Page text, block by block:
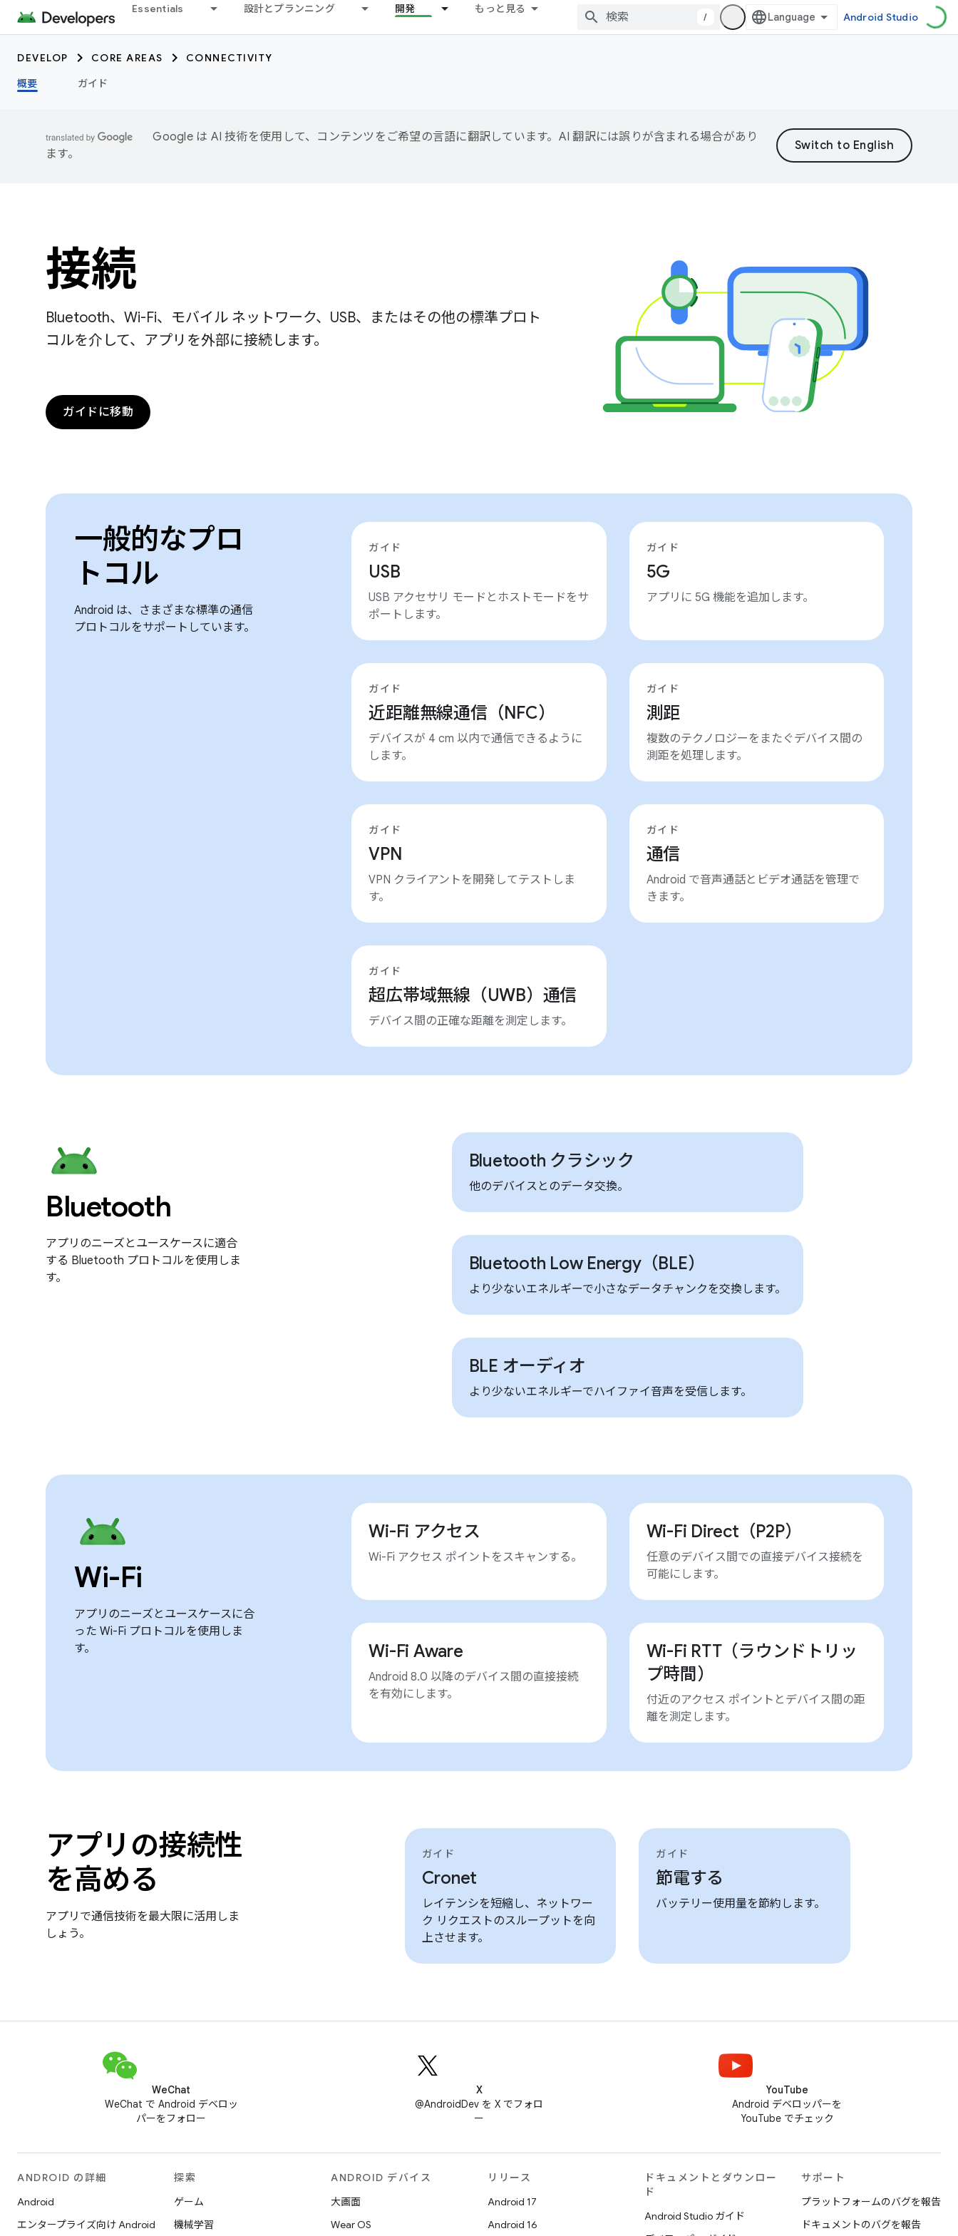
Essentials 設計とプランニング 開発 もっと見る
/ Android Studio
DEVELOP CORE AREAS
CONNECTIVITY
概要
ガイド
Google は AI 技術を使用して、コンテンツをご希望の言語に翻訳しています。AI 翻訳には誤りが含まれる場合があり
ます。
接続
Bluetooth、Wi-Fi、モバイル ネットワーク、USB、またはその他の標準プロト
コルを介して、アプリを外部に接続します。
ガイドに移動
一般的なプロ
トコル
Android は、さまざまな標準の通信
プロトコルをサポートしています。
ガイド
USB
USB アクセサリ モードとホストモードをサ
ポートします。
ガイド
5G
アプリに 5G 機能を追加します。
ガイド
近距離無線通信（NFC）
デバイスが 4 cm 以内で通信できるように
します。
ガイド
測距
複数のテクノロジーをまたぐデバイス間の
測距を処理します。
ガイド
VPN
VPN クライアントを開発してテストしま
す。
ガイド
通信
Android で音声通話とビデオ通話を管理で
きます。
ガイド
超広帯域無線（UWB）通信
デバイス間の正確な距離を測定します。
Bluetooth
アプリのニーズとユースケースに適合
する Bluetooth プロトコルを使用しま
す。
Bluetooth クラシック
他のデバイスとのデータ交換。
Bluetooth Low Energy（BLE）
より少ないエネルギーで小さなデータチャンクを交換します。
BLE オーディオ
より少ないエネルギーでハイファイ音声を受信します。
Wi-Fi
アプリのニーズとユースケースに合
った Wi-Fi プロトコルを使用しま
す。
Wi-Fi アクセス
Wi-Fi アクセス ポイントをスキャンする。
Wi-Fi Direct（P2P）
任意のデバイス間での直接デバイス接続を
可能にします。
Wi-Fi Aware
Android 8.0 以降のデバイス間の直接接続
を有効にします。
Wi-Fi RTT（ラウンドトリッ
プ時間）
付近のアクセス ポイントとデバイス間の距
離を測定します。
アプリの接続性
を高める
アプリで通信技術を最大限に活用しま
しょう。
ガイド
Cronet
レイテンシを短縮し、ネットワー
ク リクエストのスループットを向
上させます。
ガイド
節電する
バッテリー使用量を節約します。
WeChat
WeChat で Android デベロッ
パーをフォロー
X
@AndroidDev を X でフォロ
ー
YouTube
Android デベロッパーを
YouTube でチェック
ANDROID の詳細
Android
エンタープライズ向け Android
探索
ゲーム
機械学習
ANDROID デバイス
大画面
Wear OS
リリース
Android 17
Android 16
ドキュメントとダウンロー
ド
Android Studio ガイド
サポート
プラットフォームのバグを報告
ドキュメントのバグを報告